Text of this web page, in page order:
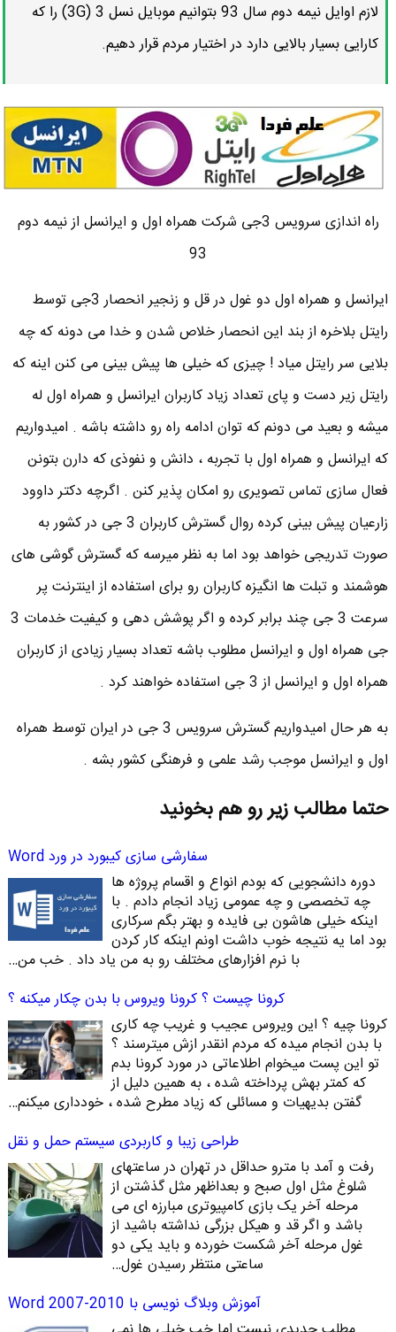
لازم اوایل نیمه دوم سال 93 بتوانیم موبایل نسل 3 (3G) را که
کارایی بسیار بالایی دارد در اختیار مردم قرار دهیم.
راه اندازی سرویس 3جی شرکت همراه اول و ایرانسل از نیمه دوم
93
ایرانسل و همراه اول دو غول در قل و زنجیر انحصار 3جی توسط
رایتل بلاخره از بند این انحصار خلاص شدن و خدا می دونه که چه
بلایی سر رایتل میاد ! چیزی که خیلی ها پیش بینی می کنن اینه که
رایتل زیر دست و پای تعداد زیاد کاربران ایرانسل و همراه اول له
میشه و بعید می دونم که توان ادامه راه رو داشته باشه . امیدواریم
که ایرانسل و همراه اول با تجربه ، دانش و نفوذی که دارن بتونن
فعال سازی تماس تصویری رو امکان پذیر کنن . اگرچه دکتر داوود
زارعیان پیش بینی کرده روال گسترش کاربران 3 جی در کشور به
صورت تدریجی خواهد بود اما به نظر میرسه که گسترش گوشی های
هوشمند و تبلت ها انگیزه کاربران رو برای استفاده از اینترنت پر
سرعت 3 جی چند برابر کرده و اگر پوشش دهی و کیفیت خدمات 3
جی همراه اول و ایرانسل مطلوب باشه تعداد بسیار زیادی از کاربران
همراه اول و ایرانسل از 3 جی استفاده خواهند کرد .
به هر حال امیدواریم گسترش سرویس 3 جی در ایران توسط همراه
اول و ایرانسل موجب رشد علمی و فرهنگی کشور بشه .
حتما مطالب زیر رو هم بخونید
سفارشی سازی کیبورد در ورد Word
دوره دانشجویی که بودم انواع و اقسام پروژه ها
چه تخصصی و چه عمومی زیاد انجام دادم . با
اینکه خیلی هاشون بی فایده و بهتر بگم سرکاری
بود اما یه نتیجه خوب داشت اونم اینکه کار کردن
با نرم افزارهای مختلف رو به من یاد داد . خب من…
کرونا چیست ؟ کرونا ویروس با بدن چکار میکنه ؟
کرونا چیه ؟ این ویروس عجیب و غریب چه کاری
با بدن انجام میده که مردم انقدر ازش میترسند ؟
تو این پست میخوام اطلاعاتی در مورد کرونا بدم
که کمتر بهش پرداخته شده ، به همین دلیل از
گفتن بدیهیات و مسائلی که زیاد مطرح شده ، خودداری میکنم…
طراحی زیبا و کاربردی سیستم حمل و نقل
رفت و آمد با مترو حداقل در تهران در ساعتهای
شلوغ مثل اول صبح و بعداظهر مثل گذشتن از
مرحله آخر یک بازی کامپیوتری مبارزه ای می
باشد و اگر قد و هیکل بزرگی نداشته باشید از
غول مرحله آخر شکست خورده و باید یکی دو
ساعتی منتظر رسیدن غول…
آموزش وبلاگ نویسی با Word 2007-2010